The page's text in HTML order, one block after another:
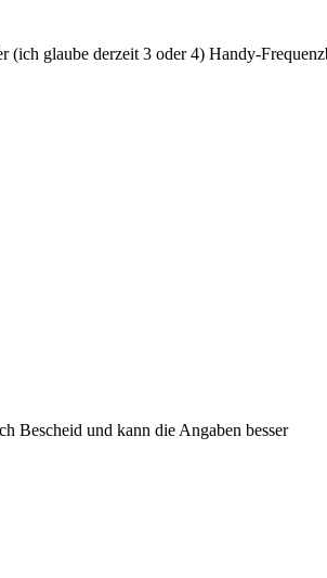
(ich glaube derzeit 3 oder 4) Handy-
Bescheid und kann die Angaben besser